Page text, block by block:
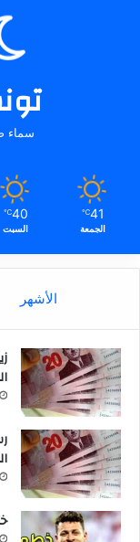
سماء
41
℃
الجمعة
40
℃
السبت
الأشهر